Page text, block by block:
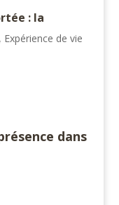
: la
, Expérience de vie
dans